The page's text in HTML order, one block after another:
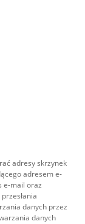
adresy skrzynek
adresem e-
e-mail oraz
danych przez
danych